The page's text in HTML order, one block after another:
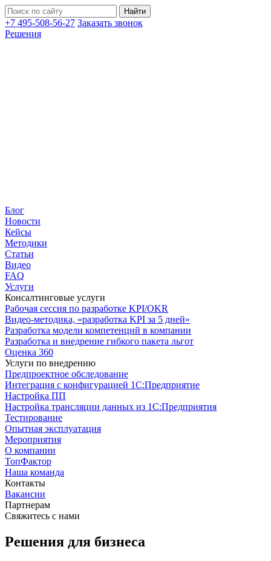
+7 495-508-56-27 Заказать звонок
Решения
Блог
Новости
Кейсы
Методики
Статьи
Видео
FAQ
Услуги
Консалтинговые услуги
Рабочая сессия по разработке KPI/OKR
Видео-методика, «разработка KPI за 5 дней»
Разработка модели компетенций в компании
Разработка и внедрение гибкого пакета льгот
Оценка 360
Услуги по внедрению
Предпроектное обследование
Интеграция с конфигурацией 1С:Предприятие
Настройка ПП
Настройка трансляции данных из 1С:Предприятия
Тестирование
Опытная эксплуатация
Мероприятия
О компании
ТопФактор
Наша команда
Контакты
Вакансии
Партнерам
Свяжитесь с нами
Решения для бизнеса